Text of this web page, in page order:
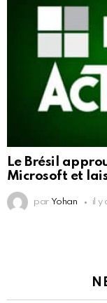
Le Brésil
Microsoft et
par Yohan il y